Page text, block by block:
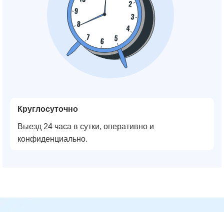
Круглосуточно
Выезд 24 часа в сутки, оперативно и
конфиденциально.